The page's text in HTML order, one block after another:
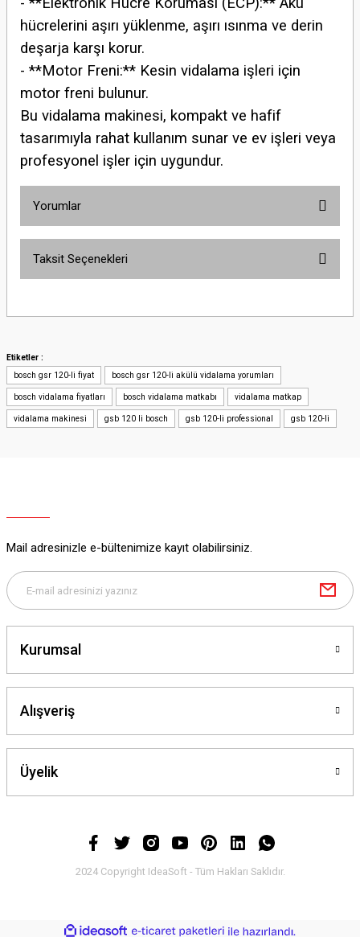
hücrelerini aşırı yüklenme, aşırı ısınma ve derin
deşarja karşı korur.
- **Motor Freni:** Kesin vidalama işleri için
motor freni bulunur.
Bu vidalama makinesi, kompakt ve hafif
tasarımıyla rahat kullanım sunar ve ev işleri veya
profesyonel işler için uygundur.
Yorumlar
Yorum Yaz
Taksit Seçenekleri
Etiketler :
bosch gsr 120-li fiyat
bosch gsr 120-li akülü vidalama yorumları
bosch vidalama fiyatları bosch vidalama matkabı vidalama matkap
vidalama makinesi gsb 120 li bosch gsb 120-li professional gsb 120-li
Mail adresinizle e-bültenimize kayıt olabilirsiniz.
Kurumsal
Alışveriş
Üyelik
2024 Copyright IdeaSoft - Tüm Hakları Saklıdır.
ideasoft e-